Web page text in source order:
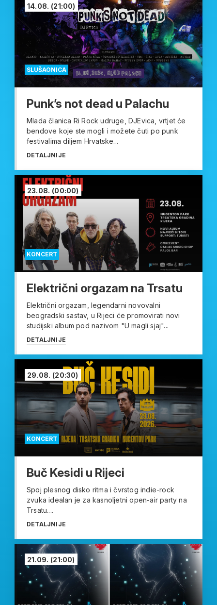
SLUŠAONICA
14.08. (21:00)
Punk’s not dead u Palachu
Mlada članica Ri Rock udruge, DJEvica, vrtjet će
bendove koje ste mogli i možete čuti po punk
festivalima diljem Hrvatske...
DETALJNIJE
KONCERT
23.08. (00:00)
Električni orgazam na Trsatu
Električni orgazam, legendarni novovalni
beogradski sastav, u Rijeci će promovirati novi
studijski album pod nazivom "U magli sjaj"...
DETALJNIJE
KONCERT
29.08. (20:30)
Buč Kesidi u Rijeci
Spoj plesnog disko ritma i čvrstog indie-rock
zvuka idealan je za kasnoljetni open-air party na
Trsatu....
DETALJNIJE
21.09. (21:00)